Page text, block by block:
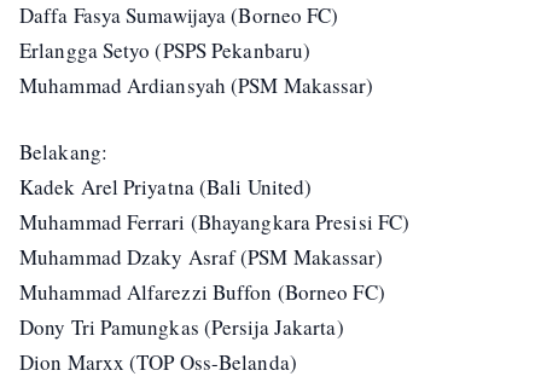
Daffa Fasya Sumawijaya (Borneo FC)
Erlangga Setyo (PSPS Pekanbaru)
Muhammad Ardiansyah (PSM Makassar)
Belakang:
Kadek Arel Priyatna (Bali United)
Muhammad Ferrari (Bhayangkara Presisi FC)
Muhammad Dzaky Asraf (PSM Makassar)
Muhammad Alfarezzi Buffon (Borneo FC)
Dony Tri Pamungkas (Persija Jakarta)
Dion Marxx (TOP Oss-Belanda)